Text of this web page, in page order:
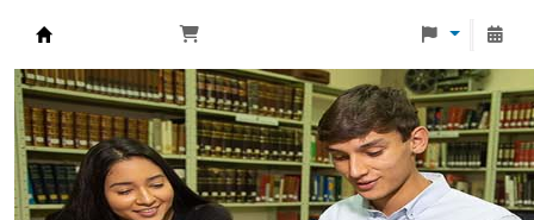
Biblioteca Universidad Monteávila